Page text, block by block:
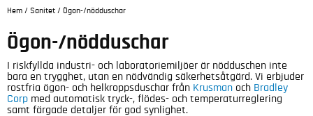
Hem / Sanitet / Ögon-/nödduschar
Ögon-/nödduschar
I riskfyllda industri- och laboratoriemiljöer är nödduschen inte
bara en trygghet, utan en nödvändig säkerhetsåtgärd. Vi erbjuder
rostfria ögon- och helkroppsduschar från Krusman och Bradley
Corp med automatisk tryck-, flödes- och temperaturreglering
samt färgade detaljer för god synlighet.